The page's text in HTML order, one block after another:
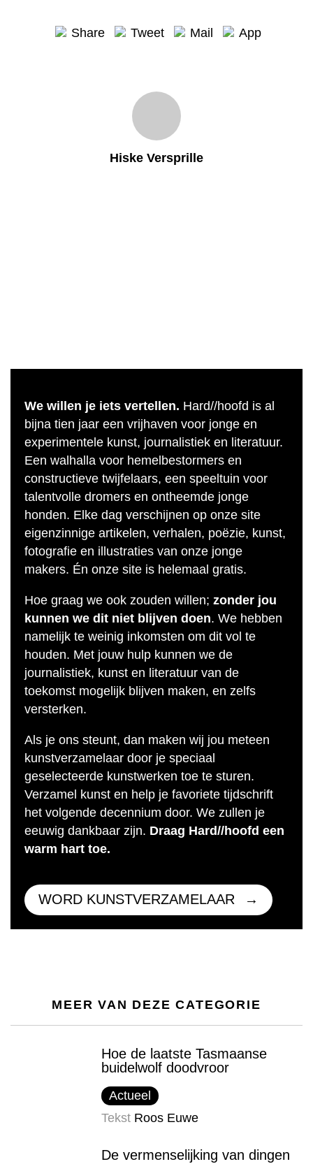
Share Tweet Mail App
Hiske Versprille
We willen je iets vertellen. Hard//hoofd is al
bijna tien jaar een vrijhaven voor jonge en
experimentele kunst, journalistiek en literatuur.
Een walhalla voor hemelbestormers en
constructieve twijfelaars, een speeltuin voor
talentvolle dromers en ontheemde jonge
honden. Elke dag verschijnen op onze site
eigenzinnige artikelen, verhalen, poëzie, kunst,
fotografie en illustraties van onze jonge
makers. Én onze site is helemaal gratis.
Hoe graag we ook zouden willen; zonder jou
kunnen we dit niet blijven doen. We hebben
namelijk te weinig inkomsten om dit vol te
houden. Met jouw hulp kunnen we de
journalistiek, kunst en literatuur van de
toekomst mogelijk blijven maken, en zelfs
versterken.
Als je ons steunt, dan maken wij jou meteen
kunstverzamelaar door je speciaal
geselecteerde kunstwerken toe te sturen.
Verzamel kunst en help je favoriete tijdschrift
het volgende decennium door. We zullen je
eeuwig dankbaar zijn. Draag Hard//hoofd een
warm hart toe.
WORD KUNSTVERZAMELAAR
MEER VAN DEZE CATEGORIE
Hoe de laatste Tasmaanse
buidelwolf doodvroor
Actueel
Tekst Roos Euwe
De vermenselijking van dingen